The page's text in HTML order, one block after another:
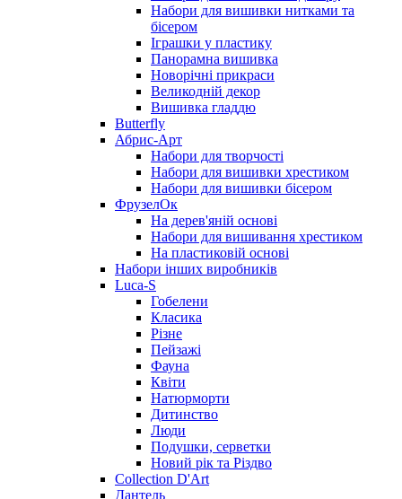
Набори для вишивки нитками та
бісером
Іграшки у пластику
Панорамна вишивка
Новорічні прикраси
Великодній декор
Вишивка гладдю
Butterfly
Абрис-Арт
Набори для творчості
Набори для вишивки хрестиком
Набори для вишивки бісером
ФрузелОк
На дерев'яній основі
Набори для вишивання хрестиком
На пластиковій основі
Набори інших виробників
Luca-S
Гобелени
Класика
Різне
Пейзажі
Фауна
Квіти
Натюрморти
Дитинство
Люди
Подушки, серветки
Новий рік та Різдво
Collection D'Art
Дантель